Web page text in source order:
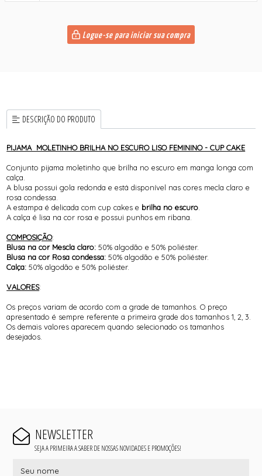
Logue-se para iniciar sua compra
DESCRIÇÃO DO PRODUTO
PIJAMA MOLETINHO BRILHA NO ESCURO LISO FEMININO - CUP CAKE
Conjunto pijama moletinho que brilha no escuro em manga longa com
calça.
A blusa possui gola redonda e está disponível nas cores mecla claro e
rosa condessa.
A estampa é delicada com cup cakes e brilha no escuro
A calça é lisa na cor rosa e possui punhos em ribana.
COMPOSIÇÃO:
Blusa na cor Mescla claro: 50% algodão e 50% poliéster.
Blusa na cor Rosa condessa:50% algodão e 50% poliéster.
Calça: 50% algodão e 50% poliéster.
VALORES:
Os preços variam de acordo com a grade de tamanhos. O preço
apresentado é sempre referente a primeira grade dos tamanhos 1, 2, 3.
Os demais valores aparecem quando selecionado os tamanhos
desejados.
NEWSLETTER
SEJA A PRIMEIRA A SABER DE NOSSAS NOVIDADES E PROMOÇÕES!